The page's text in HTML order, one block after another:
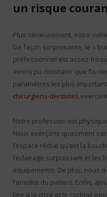
un risque
Plus sérieusement, votre
De façon surprenante, le «
professionnel est assez
avons pu constater que
paramètres les plus
chirurgiens-dentistes
Notre profession est
Nous exerçons quasiment
l’espace réduit qu’est la
l’éclairage surpuissant et les
équipements. De plus, nous
l’anxiété du patient. Enfin,
liée à la crise et le cocktail